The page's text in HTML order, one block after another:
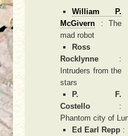
William P.
McGivern : The
mad robot
Ross
Rocklynne :
Intruders from the
stars
P. F.
Costello :
Phantom city of
Ed Earl Repp :